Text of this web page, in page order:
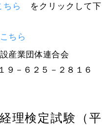
ちら
をクリックして下
こちら
産業団体連合会
５－２８１６
理検定試験（平